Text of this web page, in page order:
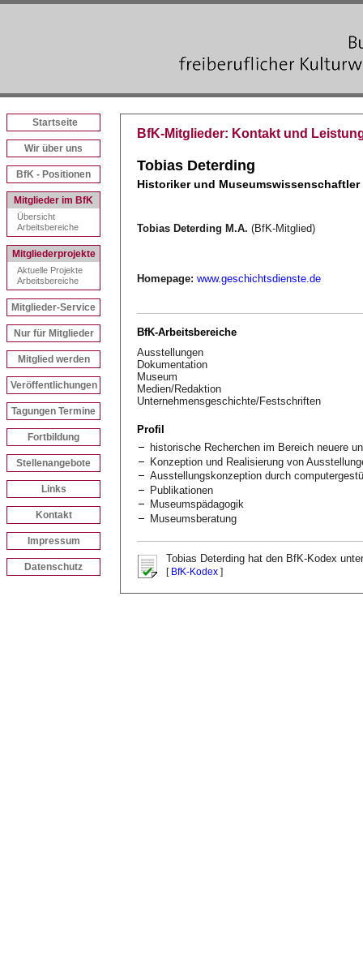
Startseite
Wir über uns
BfK - Positionen
Mitglieder im BfK
Übersicht
Arbeitsbereiche
Mitgliederprojekte
Aktuelle Projekte
Arbeitsbereiche
Mitglieder-Service
Nur für Mitglieder
Mitglied werden
Veröffentlichungen
Tagungen Termine
Fortbildung
Stellenangebote
Links
Kontakt
Impressum
Datenschutz
BfK-Mitglieder: Kontakt und
Tobias Deterding
Historiker und Museumswissenschaftler
Tobias Deterding M.A. (BfK-Mitglied)
Homepage: www.geschichtsdienste.de
BfK-Arbeitsbereiche
Ausstellungen
Dokumentation
Museum
Medien/Redaktion
Unternehmensgeschichte/Festschriften
Profil
historische Recherchen im Bereich neuere
Konzeption und Realisierung von
Ausstellungskonzeption durch
Publikationen
Museumspädagogik
Museumsberatung
Tobias Deterding hat den BfK-Kodex
[ BfK-Kodex]